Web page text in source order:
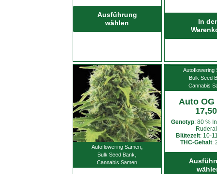
werden
Ausführung
wählen
Produkt
können
auf
der
Produktseite
gewählt
werden
In
Autoflowering Samen,
Bulk Seed Bank
Cannabis Samen
Autoflowering
Bulk Seed
Cannabis
Auto
17,50
Genotyp: 80 %
Blütezeit: 10-
THC-Gehalt: